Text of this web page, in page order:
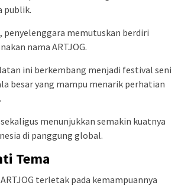
publik.
penyelenggara memutuskan berdiri
nama ARTJOG.
ini berkembang menjadi festival seni
besar yang mampu menarik perhatian
menunjukkan semakin kuatnya
di panggung global.
Tema
terletak pada kemampuannya